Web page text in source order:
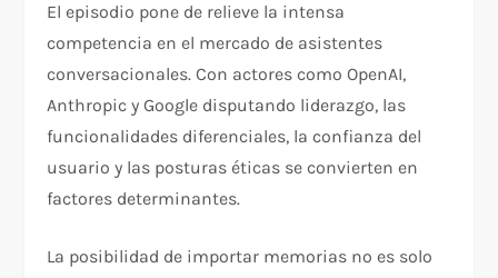
El episodio pone de relieve la intensa
competencia en el mercado de asistentes
conversacionales. Con actores como OpenAI,
Anthropic y Google disputando liderazgo, las
funcionalidades diferenciales, la confianza del
usuario y las posturas éticas se convierten en
factores determinantes.
La posibilidad de importar memorias no es solo